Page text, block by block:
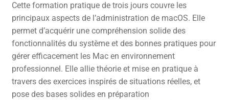
Cette formation pratique de trois jours couvre les
principaux aspects de l’administration de macOS. Elle
permet d’acquérir une compréhension solide des
fonctionnalités du système et des bonnes pratiques pour
gérer efficacement les Mac en environnement
professionnel. Elle allie théorie et mise en pratique à
travers des exercices inspirés de situations réelles, et
pose des bases solides en préparation